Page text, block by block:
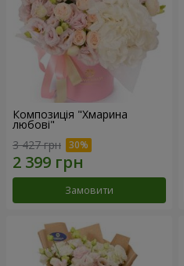
Композиція "Хмарина
любові"
3 427 грн
Замовити